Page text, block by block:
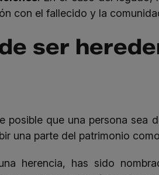
con el fallecido y la
ser
posible que una persona sea
una parte del patrimonio
herencia, has sido